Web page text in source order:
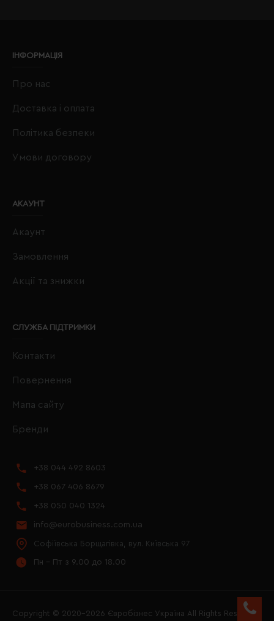
ІНФОРМАЦІЯ
Про нас
Доставка і оплата
Політика безпеки
Умови договору
АКАУНТ
Акаунт
Замовлення
Акції та знижки
СЛУЖБА ПІДТРИМКИ
Контакти
Повернення
Мапа сайту
Бренди
+38 044 492 8603
+38 067 406 8679
+38 050 040 1324
info@eurobusiness.com.ua
Софіївська Борщагівка, вул. Київська 97
Пн - Пт з 9.00 до 18.00
Copyright © 2020–2026 Євробізнес Україна All Rights Reserved